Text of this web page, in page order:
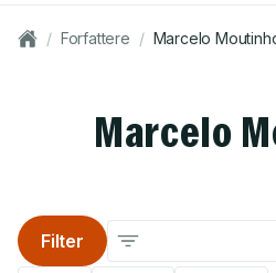
/ Forfattere / Marcelo
Marcelo
Filter